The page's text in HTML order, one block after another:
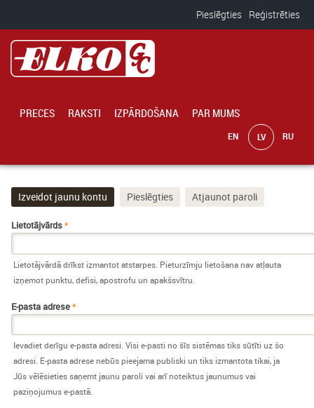
Pieslēgties Reģistrēties
PRECES RAKSTI IZPĀRDOŠANA PAR MUMS
Primārās cilnes
Izveidot jaunu kontu (aktīvā cilne)
Pieslēgties Atjaunot paroli
Lietotājvārds*
Lietotājvārdā drīkst izmantot atstarpes. Pieturzīmju lietošana nav atļauta
izņemot punktu, defisi, apostrofu un apakšsvītru.
E-pasta adrese*
Ievadiet derīgu e-pasta adresi. Visi e-pasti no šīs sistēmas tiks sūtīti uz šo
adresi. E-pasta adrese nebūs pieejama publiski un tiks izmantota tikai, ja
Jūs vēlēsieties saņemt jaunu paroli vai arī noteiktus jaunumus vai
paziņojumus e-pastā.